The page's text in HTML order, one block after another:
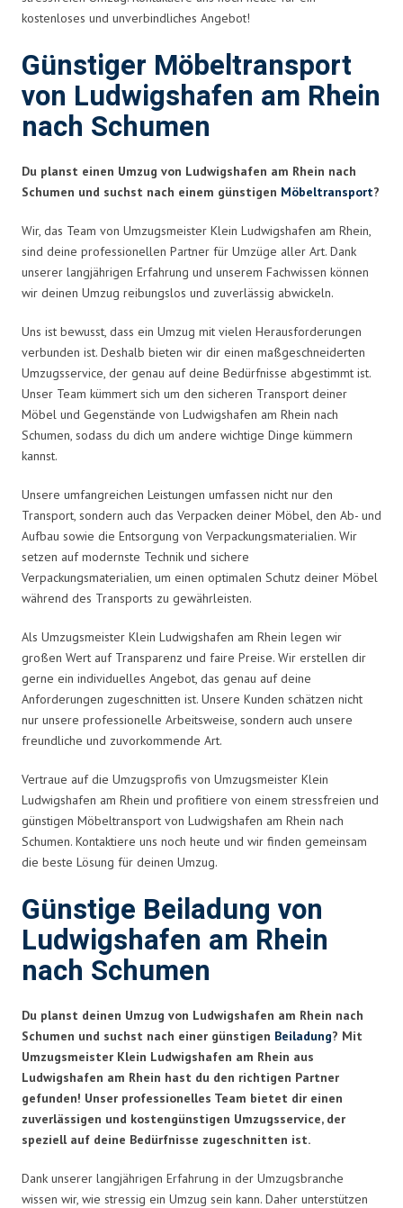
kostenloses und unverbindliches Angebot!
Günstiger Möbeltransport
von Ludwigshafen am Rhein
nach Schumen
Du planst einen Umzug von Ludwigshafen am Rhein nach
Schumen und suchst nach einem günstigen Möbeltransport?
Wir, das Team von Umzugsmeister Klein Ludwigshafen am Rhein,
sind deine professionellen Partner für Umzüge aller Art. Dank
unserer langjährigen Erfahrung und unserem Fachwissen können
wir deinen Umzug reibungslos und zuverlässig abwickeln.
Uns ist bewusst, dass ein Umzug mit vielen Herausforderungen
verbunden ist. Deshalb bieten wir dir einen maßgeschneiderten
Umzugsservice, der genau auf deine Bedürfnisse abgestimmt ist.
Unser Team kümmert sich um den sicheren Transport deiner
Möbel und Gegenstände von Ludwigshafen am Rhein nach
Schumen, sodass du dich um andere wichtige Dinge kümmern
kannst.
Unsere umfangreichen Leistungen umfassen nicht nur den
Transport, sondern auch das Verpacken deiner Möbel, den Ab- und
Aufbau sowie die Entsorgung von Verpackungsmaterialien. Wir
setzen auf modernste Technik und sichere
Verpackungsmaterialien, um einen optimalen Schutz deiner Möbel
während des Transports zu gewährleisten.
Als Umzugsmeister Klein Ludwigshafen am Rhein legen wir
großen Wert auf Transparenz und faire Preise. Wir erstellen dir
gerne ein individuelles Angebot, das genau auf deine
Anforderungen zugeschnitten ist. Unsere Kunden schätzen nicht
nur unsere professionelle Arbeitsweise, sondern auch unsere
freundliche und zuvorkommende Art.
Vertraue auf die Umzugsprofis von Umzugsmeister Klein
Ludwigshafen am Rhein und profitiere von einem stressfreien und
günstigen Möbeltransport von Ludwigshafen am Rhein nach
Schumen. Kontaktiere uns noch heute und wir finden gemeinsam
die beste Lösung für deinen Umzug.
Günstige Beiladung von
Ludwigshafen am Rhein
nach Schumen
Du planst deinen Umzug von Ludwigshafen am Rhein nach
Schumen und suchst nach einer günstigen Beiladung? Mit
Umzugsmeister Klein Ludwigshafen am Rhein aus
Ludwigshafen am Rhein hast du den richtigen Partner
gefunden! Unser professionelles Team bietet dir einen
zuverlässigen und kostengünstigen Umzugsservice, der
speziell auf deine Bedürfnisse zugeschnitten ist.
Dank unserer langjährigen Erfahrung in der Umzugsbranche
wissen wir, wie stressig ein Umzug sein kann. Daher unterstützen